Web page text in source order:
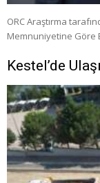
ORC Araştırma
Memnuniyetine Göre
Kestel’de